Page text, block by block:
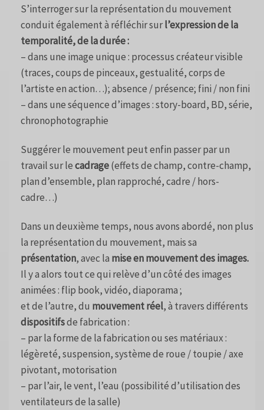
S’interroger sur la représentation du mouvement
conduit également à réfléchir surl’expression de la
temporalité, de la durée :
– dans une image unique : processus créateur visible
(traces, coups de pinceaux, gestualité, corps de
l’artiste en action…); absence / présence; fini / non fini
– dans une séquence d’images : story-board, BD, série,
chronophotographie
Suggérer le mouvement peut enfin passer par un
travail sur lecadrage(effets de champ, contre-champ,
plan d’ensemble, plan rapproché, cadre / hors-
cadre…)
Dans un deuxième temps, nous avons abordé, non plus
la représentation du mouvement, mais sa
présentation, avec la mise en mouvement des images.
Il y a alors tout ce qui relève d’un côté des images
animées : flip book, vidéo, diaporama ;
et de l’autre, du mouvement réel, à travers différents
dispositifsde fabrication :
– par la forme de la fabrication ou ses matériaux :
légèreté, suspension, système de roue / toupie / axe
pivotant, motorisation
– par l’air, le vent, l’eau (possibilité d’utilisation des
ventilateurs de la salle)